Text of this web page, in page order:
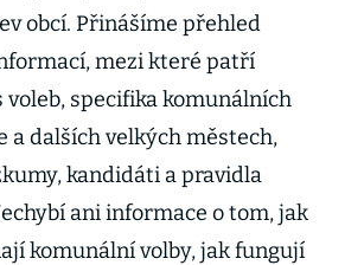
obcí. Přinášíme přehled
mezi které patří
voleb, specifika komunálních
a dalších velkých městech,
kandidáti a pravidla
ani informace o tom, jak
komunální volby, jak fungují